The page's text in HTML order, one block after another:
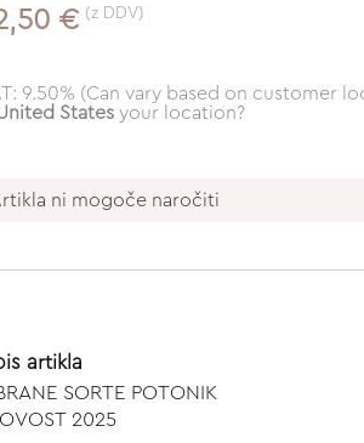
€ (z DDV)
9.50% (Can vary based on customer
States your location?
ni mogoče naročiti
artikla
SORTE POTONIK
2025